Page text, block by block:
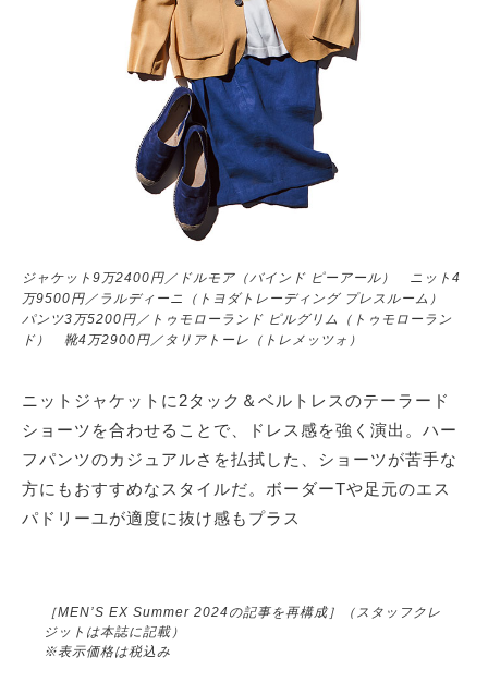
ジャケット9万2400円／ドルモア（バインド ピーアール） ニット4
万9500円／ラルディーニ（トヨダトレーディング プレスルーム）
パンツ3万5200円／トゥモローランド ピルグリム（トゥモローラン
ド） 靴4万2900円／タリアトーレ（トレメッツォ）
ニットジャケットに2タック＆ベルトレスのテーラード
ショーツを合わせることで、ドレス感を強く演出。ハー
フパンツのカジュアルさを払拭した、ショーツが苦手な
方にもおすすめなスタイルだ。ボーダーTや足元のエス
パドリーユが適度に抜け感もプラス
［MEN’S EX Summer 2024の記事を再構成］（スタッフクレ
ジットは本誌に記載）
※表示価格は税込み